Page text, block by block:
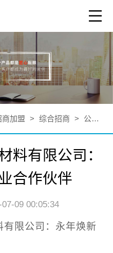
商加盟 > 综合招商 > 公司新闻
料有限公司：
合作伙伴
09 00:05:34
限公司：永年焕新